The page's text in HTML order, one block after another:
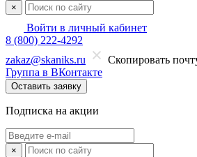
×
Войти в личный кабинет
8 (800) 222-4292
zakaz@skaniks.ru
Скопировать
Группа в ВКонтакте
Оставить заявку
Подписка на акции
×